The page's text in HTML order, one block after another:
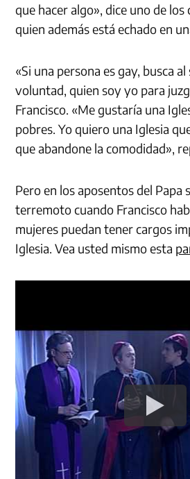
que hacer algo», dice uno de los
quien además está echado en
«Si una persona es gay, busca
voluntad, quien soy yo para
Francisco. «Me gustaría una
pobres. Yo quiero una Iglesia
que abandone la comodidad»,
Pero en los aposentos del Papa
terremoto cuando Francisco
mujeres puedan tener cargos
Iglesia. Vea usted mismo esta